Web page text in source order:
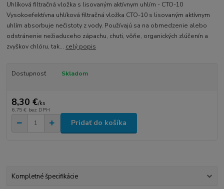
Uhlíková filtračná vložka s lisovaným aktívnym uhlím - CTO-10
Vysokoefektívna uhlíková filtračná vložka CTO-10 s lisovaným aktívnym
uhlím absorbuje nečistoty z vody. Používajú sa na obmedzenie alebo
odstránenie nežiaduceho zápachu, chuti, vôňe, organických zlúčenín a
zvyškov chlóru, tak... celý popis
Dostupnosť Skladom
8,30 €/ks
6,75 € bez DPH
Pridať do košíka
Kompletné špecifikácie